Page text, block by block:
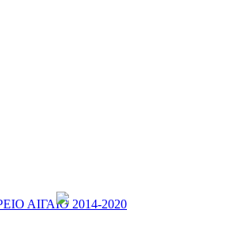
ΑΙΓΑΙΟ 2014-2020